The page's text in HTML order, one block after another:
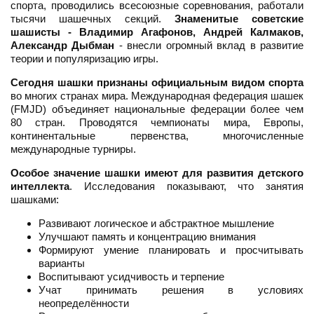
спорта, проводились всесоюзные соревнования, работали
тысячи шашечных секций. Знаменитые советские
шашисты - Владимир Агафонов, Андрей Калмаков,
Александр Дыбман - внесли огромный вклад в развитие
теории и популяризацию игры.
Сегодня шашки признаны официальным видом спорта
во многих странах мира. Международная федерация шашек
(FMJD) объединяет национальные федерации более чем
80 стран. Проводятся чемпионаты мира, Европы,
континентальные первенства, многочисленные
международные турниры.
Особое значение шашки имеют для развития детского
интеллекта. Исследования показывают, что занятия
шашками:
Развивают логическое и абстрактное мышление
Улучшают память и концентрацию внимания
Формируют умение планировать и просчитывать
варианты
Воспитывают усидчивость и терпение
Учат принимать решения в условиях
неопределённости